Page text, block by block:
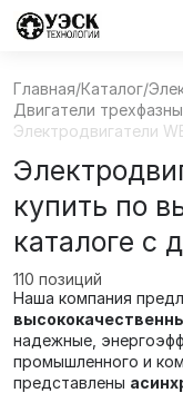
Главная/Каталог/
Двигатели
Электродвигатели
купить по
каталоге с
110 позиций
Наша компания
надежные,
промышленного и
представлены